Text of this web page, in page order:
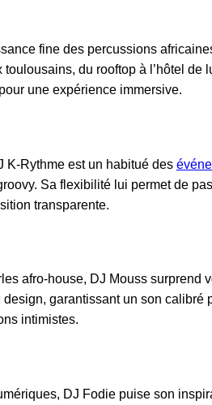
fine des percussions
du rooftop à l’hôtel de
une expérience immersive.
K-Rythme est un habitué des
Sa flexibilité lui permet de
transparente.
afro-house, DJ Mouss surprend
garantissant un son calibré
intimistes.
DJ Fodie puise son